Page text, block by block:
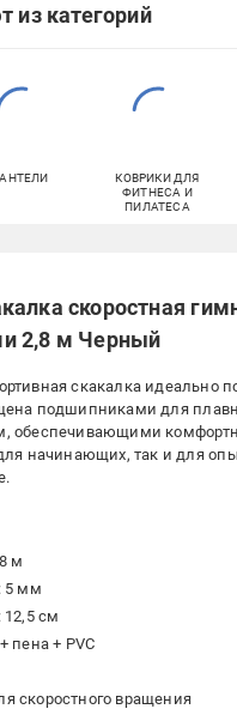
из категорий
КОВРИКИ ДЛЯ
ФИТНЕСА И
ПИЛАТЕСА
скоростная
2,8 м Черный
скакалка идеально
подшипниками для
обеспечивающими
начинающих, так и для
м
5 мм
12,5 см
пена + PVC
скоростного вращения